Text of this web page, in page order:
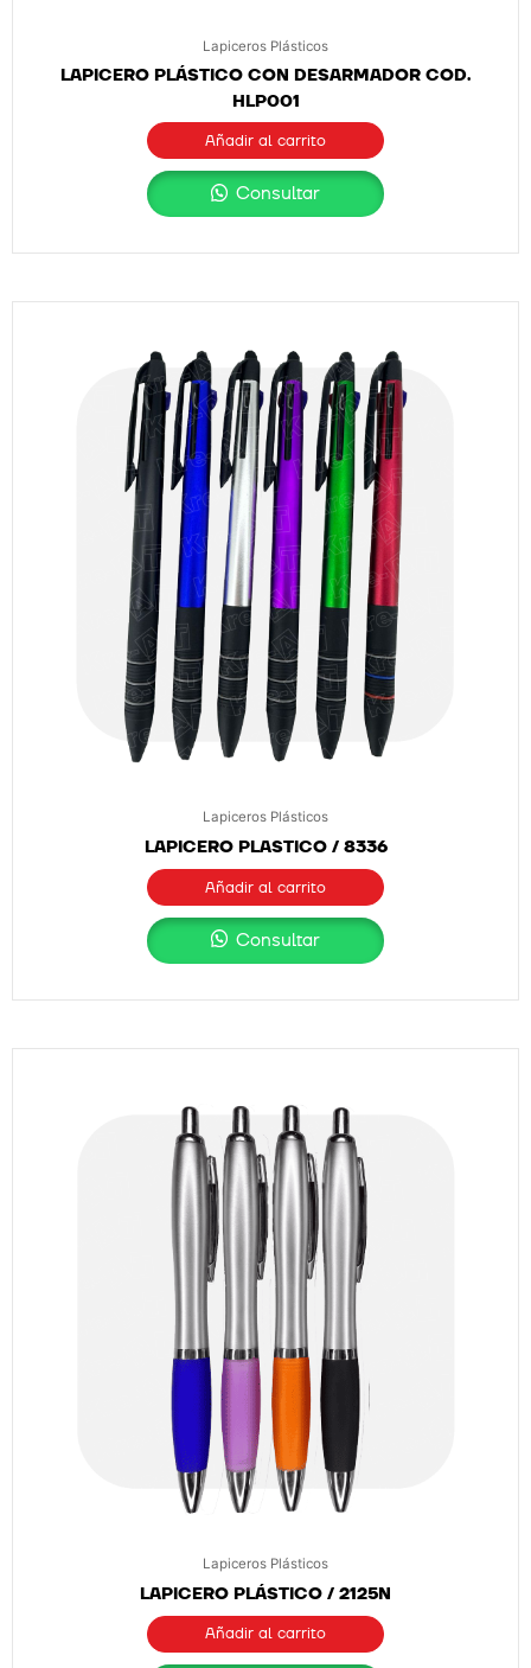
Lapiceros Plásticos
LAPICERO PLÁSTICO CON DESARMADOR COD.
HLP001
Añadir al carrito
Consultar
Lapiceros Plásticos
LAPICERO PLASTICO / 8336
Añadir al carrito
Consultar
Lapiceros Plásticos
LAPICERO PLÁSTICO / 2125N
Añadir al carrito